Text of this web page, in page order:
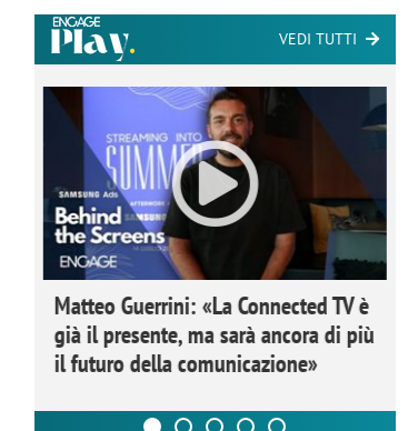
VEDI TUTTI
Matteo Guerrini: «La Connected TV è
già il presente, ma sarà ancora di più
il futuro della comunicazione»